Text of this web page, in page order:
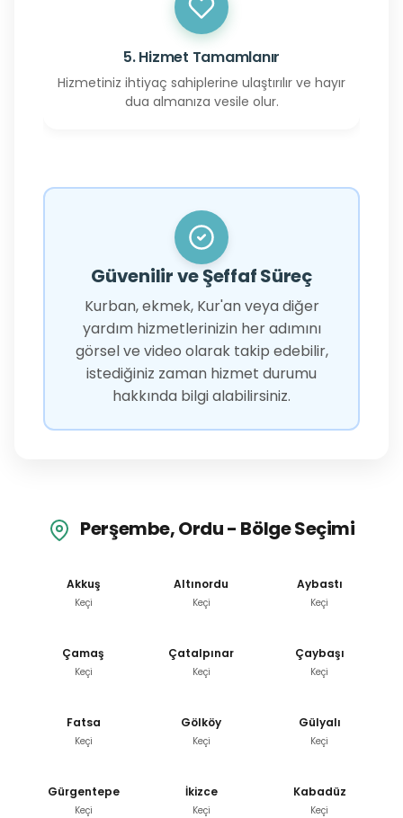
5. Hizmet Tamamlanır
Hizmetiniz ihtiyaç sahiplerine ulaştırılır ve hayır
dua almanıza vesile olur.
Güvenilir ve Şeffaf Süreç
Kurban, ekmek, Kur'an veya diğer
yardım hizmetlerinizin her adımını
görsel ve video olarak takip edebilir,
istediğiniz zaman hizmet durumu
hakkında bilgi alabilirsiniz.
Perşembe, Ordu - Bölge Seçimi
Akkuş
Keçi
Altınordu
Keçi
Aybastı
Keçi
Çamaş
Keçi
Çatalpınar
Keçi
Çaybaşı
Keçi
Fatsa
Keçi
Gölköy
Keçi
Gülyalı
Keçi
Gürgentepe
Keçi
İkizce
Keçi
Kabadüz
Keçi